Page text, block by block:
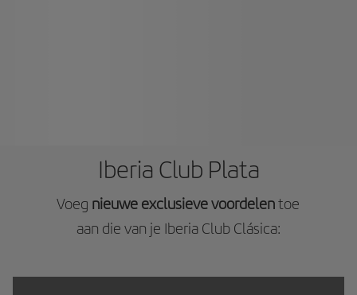
Iberia Club Plata
Voeg nieuwe exclusieve voordelentoe
aan die van je Iberia Club Clásica: